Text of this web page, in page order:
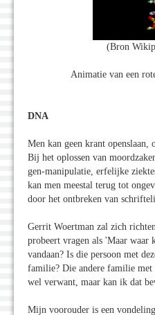
(Bron
Animatie van een
DNA
Men kan geen krant
Bij het oplossen van
gen-manipulatie, erfelijke
kan men meestal terug tot
door het ontbreken van
Gerrit Woertman zal zich
probeert vragen als 'Maar waar
vandaan? Is die persoon met
familie? Die andere familie met
wel verwant, maar kan ik dat
Mijn voorouder is een